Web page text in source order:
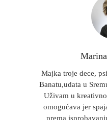
Majka troje dece,
Banatu,udata u
Uživam u
omogućava jer
prema